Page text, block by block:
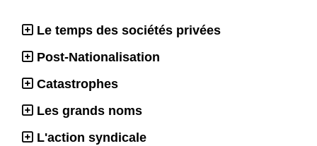
Le temps des sociétés privées
Post-Nationalisation
Catastrophes
Les grands noms
L'action syndicale